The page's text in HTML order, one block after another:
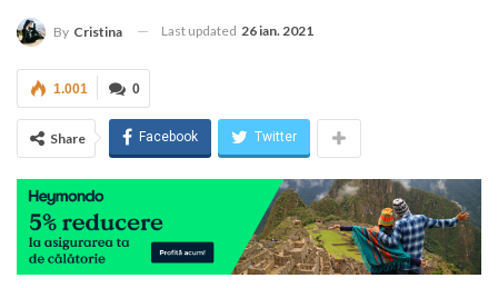
By Cristina Last updated 26 ian. 2021
0
1.001
Share Facebook Twitter